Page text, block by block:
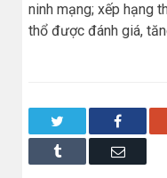
ninh mạng; xếp hạng
thổ được đánh giá,
Tumblr Email